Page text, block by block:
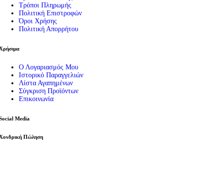
Κολλητήρια – Εξαρτήματα
Εργαλεία
Μεγεθυντικοί Φακοί
Εργαλεία – Όργανα – Αυτοκίνητο
Τρόποι Πληρωμής
Πολιτική Επιστροφών
Όροι Χρήσης
Πολιτική Απορρήτου
Ο Λογαριασμός Μου
Ιστορικό Παραγγελιών
Λίστα Αγαπημένων
Σύγκριση Προϊόντων
Επικοινωνία
Media
Πώληση